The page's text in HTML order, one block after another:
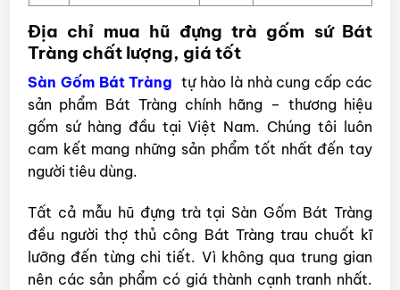
Địa chỉ mua hũ đựng trà gốm sứ Bát
Tràng chất lượng, giá tốt
Sàn Gốm Bát Tràng tự hào là nhà cung cấp các
sản phẩm Bát Tràng chính hãng – thương hiệu
gốm sứ hàng đầu tại Việt Nam. Chúng tôi luôn
cam kết mang những sản phẩm tốt nhất đến tay
người tiêu dùng.
Tất cả mẫu hũ đựng trà tại Sàn Gốm Bát Tràng
đều người thợ thủ công Bát Tràng trau chuốt kĩ
lưỡng đến từng chi tiết. Vì không qua trung gian
nên các sản phẩm có giá thành cạnh tranh nhất.